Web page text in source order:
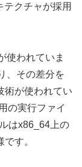
テクチャが採用
使われていま
、その差分を
術が使われてい
の実行ファイ
はx86_64上の
す。